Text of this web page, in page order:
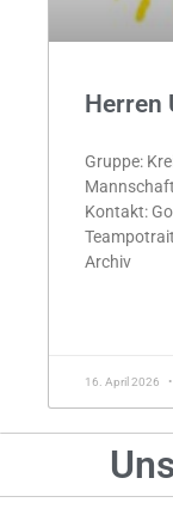
Herren
Gruppe:
Kontakt:
Archiv
16. April 2026